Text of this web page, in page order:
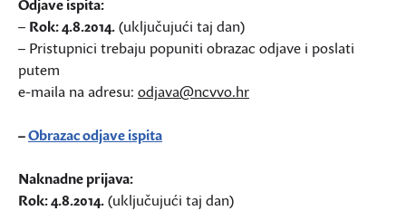
Odjave ispita:
– Rok: 4.8.2014.(uključujući taj dan)
– Pristupnici trebaju popuniti obrazac odjave i poslati
putem
e-maila na adresu: odjava@ncvvo.hr
–Obrazac odjave ispita
Naknadne prijava:
Rok: 4.8.2014.(uključujući taj dan)